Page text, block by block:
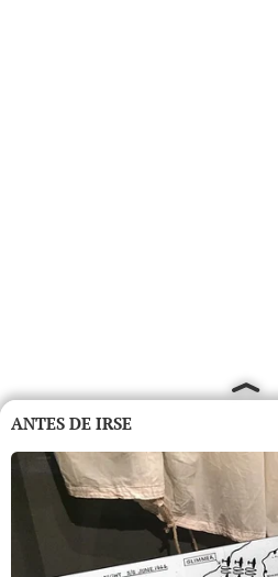
ANTES DE IRSE